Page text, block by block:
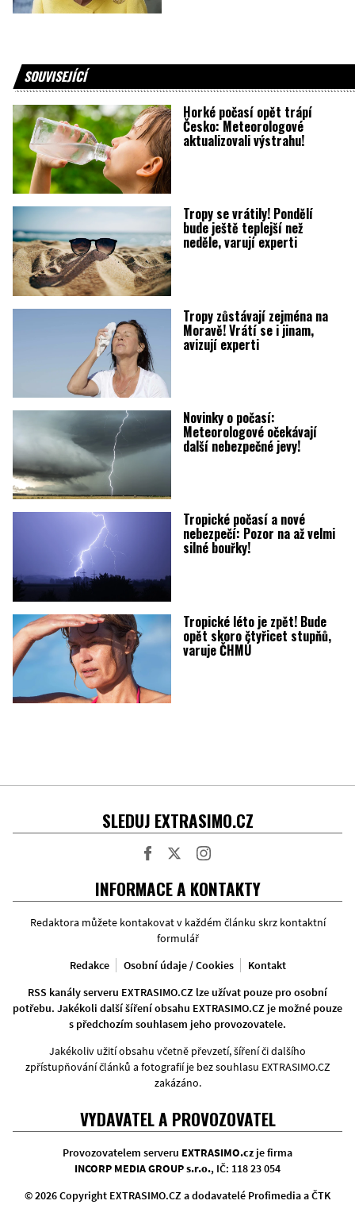
SOUVISEJÍCÍ
Horké počasí opět trápí
Česko: Meteorologové
aktualizovali výstrahu!
Tropy se vrátily! Pondělí
bude ještě teplejší než
neděle, varují experti
Tropy zůstávají zejména na
Moravě! Vrátí se i jinam,
avizují experti
Novinky o počasí:
Meteorologové očekávají
další nebezpečné jevy!
Tropické počasí a nové
nebezpečí: Pozor na až velmi
silné bouřky!
Tropické léto je zpět! Bude
opět skoro čtyřicet stupňů,
varuje ČHMÚ
SLEDUJ EXTRASIMO.CZ
INFORMACE A KONTAKTY
Redaktora můžete kontakovat v každém článku skrz kontaktní
formulář
Redakce
Osobní údaje / Cookies
Kontakt
RSS kanály serveru EXTRASIMO.CZ lze užívat pouze pro osobní
potřebu. Jakékoli další šíření obsahu EXTRASIMO.CZ je možné pouze
s předchozím souhlasem jeho provozovatele.
Jakékoliv užití obsahu včetně převzetí, šíření či dalšího
zpřístupňování článků a fotografií je bez souhlasu EXTRASIMO.CZ
zakázáno.
VYDAVATEL A PROVOZOVATEL
Provozovatelem serveru EXTRASIMO.czje firma
INCORP MEDIA GROUP s.r.o., IČ: 118 23 054
© 2026 Copyright EXTRASIMO.CZ a dodavatelé Profimedia a ČTK